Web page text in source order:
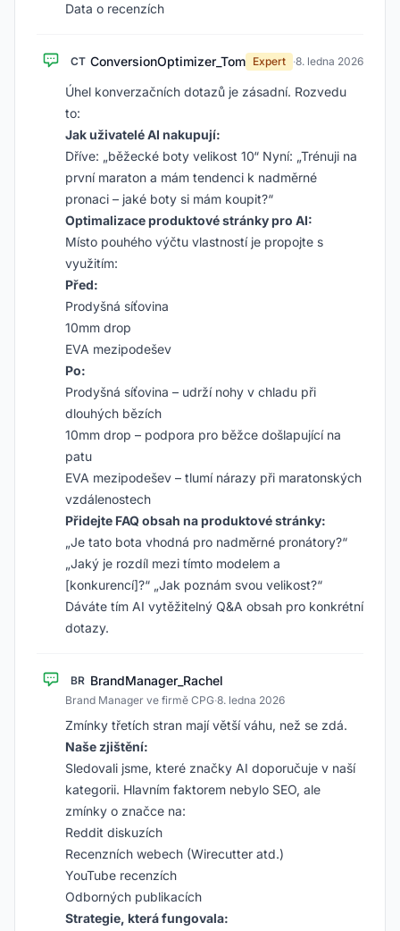
Data o recenzích
CT ConversionOptimizer_Tom Expert ·8. ledna 2026
Úhel konverzačních dotazů je zásadní. Rozvedu
to:
Jak uživatelé AI nakupují:
Dříve: „běžecké boty velikost 10“ Nyní: „Trénuji na
první maraton a mám tendenci k nadměrné
pronaci – jaké boty si mám koupit?“
Optimalizace produktové stránky pro AI:
Místo pouhého výčtu vlastností je propojte s
využitím:
Před:
Prodyšná síťovina
10mm drop
EVA mezipodešev
Po:
Prodyšná síťovina – udrží nohy v chladu při
dlouhých bězích
10mm drop – podpora pro běžce došlapující na
patu
EVA mezipodešev – tlumí nárazy při maratonských
vzdálenostech
Přidejte FAQ obsah na produktové stránky:
„Je tato bota vhodná pro nadměrné pronátory?“
„Jaký je rozdíl mezi tímto modelem a
[konkurencí]?“ „Jak poznám svou velikost?“
Dáváte tím AI vytěžitelný Q&A obsah pro konkrétní
dotazy.
BR BrandManager_Rachel
Brand Manager ve firmě CPG·8. ledna 2026
Zmínky třetích stran mají větší váhu, než se zdá.
Naše zjištění:
Sledovali jsme, které značky AI doporučuje v naší
kategorii. Hlavním faktorem nebylo SEO, ale
zmínky o značce na:
Reddit diskuzích
Recenzních webech (Wirecutter atd.)
YouTube recenzích
Odborných publikacích
Strategie, která fungovala: